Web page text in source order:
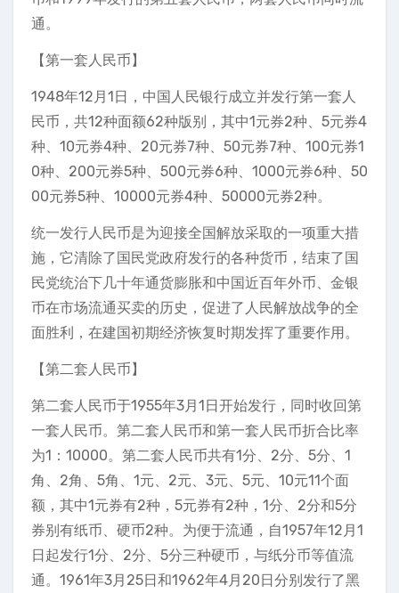
通。
【第一套人民币】
1948年12月1日，中国人民银行成立并发行第一套人
民币，共12种面额62种版别，其中1元券2种、5元券4
种、10元券4种、20元券7种、50元券7种、100元券1
0种、200元券5种、500元券6种、1000元券6种、50
00元券5种、10000元券4种、50000元券2种。
统一发行人民币是为迎接全国解放采取的一项重大措
施，它清除了国民党政府发行的各种货币，结束了国
民党统治下几十年通货膨胀和中国近百年外币、金银
币在市场流通买卖的历史，促进了人民解放战争的全
面胜利，在建国初期经济恢复时期发挥了重要作用。
【第二套人民币】
第二套人民币于1955年3月1日开始发行，同时收回第
一套人民币。第二套人民币和第一套人民币折合比率
为1：10000。第二套人民币共有1分、2分、5分、1
角、2角、5角、1元、2元、3元、5元、10元11个面
额，其中1元券有2种，5元券有2种，1分、2分和5分
券别有纸币、硬币2种。为便于流通，自1957年12月1
日起发行1分、2分、5分三种硬币，与纸分币等值流
通。1961年3月25日和1962年4月20日分别发行了黑